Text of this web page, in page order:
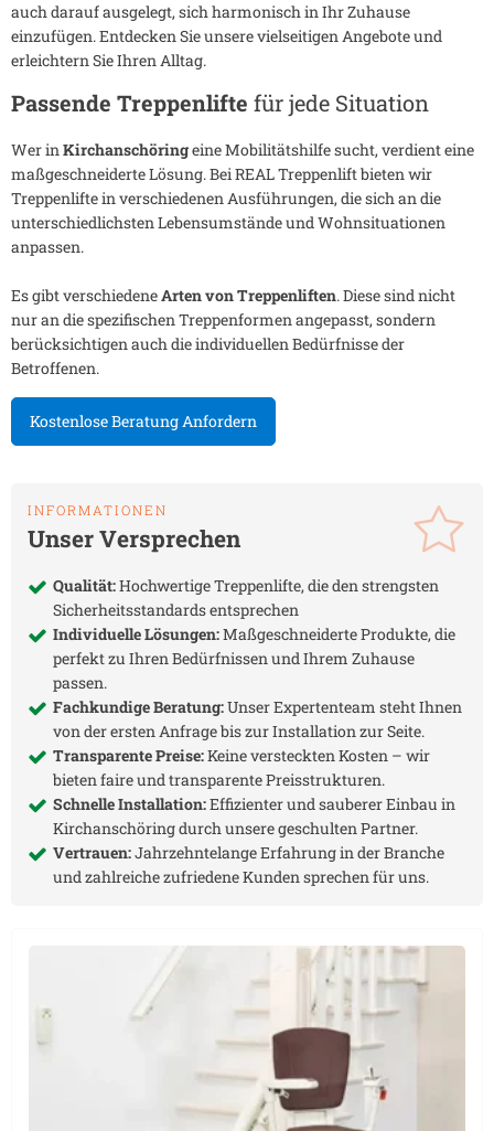
auch darauf ausgelegt, sich harmonisch in Ihr Zuhause
einzufügen. Entdecken Sie unsere vielseitigen Angebote und
erleichtern Sie Ihren Alltag.
Passende Treppenlifte für jede Situation
Wer inKirchanschöringeine Mobilitätshilfe sucht, verdient eine
maßgeschneiderte Lösung. Bei REAL Treppenlift bieten wir
Treppenlifte in verschiedenen Ausführungen, die sich an die
unterschiedlichsten Lebensumstände und Wohnsituationen
anpassen.
Es gibt verschiedeneArten von Treppenliften. Diese sind nicht
nur an die spezifischen Treppenformen angepasst, sondern
berücksichtigen auch die individuellen Bedürfnisse der
Betroffenen.
Kostenlose Beratung Anfordern
INFORMATIONEN
Unser Versprechen
Qualität:Hochwertige Treppenlifte, die den strengsten
Sicherheitsstandards entsprechen
Individuelle Lösungen:Maßgeschneiderte Produkte, die
perfekt zu Ihren Bedürfnissen und Ihrem Zuhause
passen.
Fachkundige Beratung:Unser Expertenteam steht Ihnen
von der ersten Anfrage bis zur Installation zur Seite.
Transparente Preise:Keine versteckten Kosten – wir
bieten faire und transparente Preisstrukturen.
Schnelle Installation:Effizienter und sauberer Einbau in
Kirchanschöringdurch unsere geschulten Partner.
Vertrauen:Jahrzehntelange Erfahrung in der Branche
und zahlreiche zufriedene Kunden sprechen für uns.